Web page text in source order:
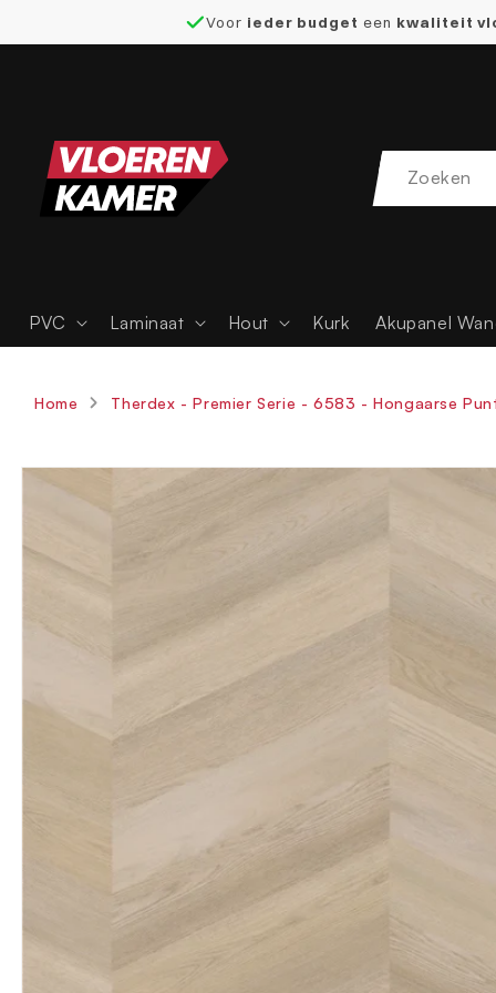
Voor ieder budget een kwaliteit
PVC Laminaat Hout Kurk Akupanel
Home Therdex - Premier Serie - 6583 - Hongaarse
productinformatie